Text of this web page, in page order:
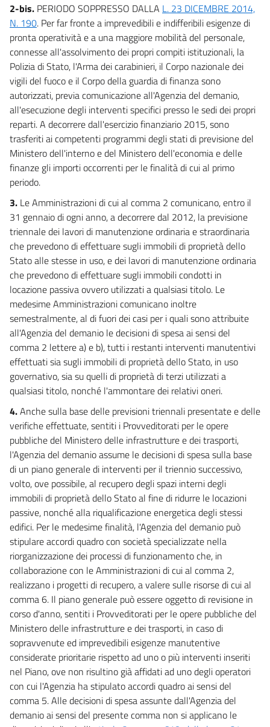
2-bis. PERIODO SOPPRESSO DALLA L. 23 DICEMBRE 2014,
N. 190. Per far fronte a imprevedibili e indifferibili esigenze di
pronta operatività e a una maggiore mobilità del personale,
connesse all'assolvimento dei propri compiti istituzionali, la
Polizia di Stato, l'Arma dei carabinieri, il Corpo nazionale dei
vigili del fuoco e il Corpo della guardia di finanza sono
autorizzati, previa comunicazione all'Agenzia del demanio,
all'esecuzione degli interventi specifici presso le sedi dei propri
reparti. A decorrere dall'esercizio finanziario 2015, sono
trasferiti ai competenti programmi degli stati di previsione del
Ministero dell'interno e del Ministero dell'economia e delle
finanze gli importi occorrenti per le finalità di cui al primo
periodo.
3. Le Amministrazioni di cui al comma 2 comunicano, entro il
31 gennaio di ogni anno, a decorrere dal 2012, la previsione
triennale dei lavori di manutenzione ordinaria e straordinaria
che prevedono di effettuare sugli immobili di proprietà dello
Stato alle stesse in uso, e dei lavori di manutenzione ordinaria
che prevedono di effettuare sugli immobili condotti in
locazione passiva ovvero utilizzati a qualsiasi titolo. Le
medesime Amministrazioni comunicano inoltre
semestralmente, al di fuori dei casi per i quali sono attribuite
all'Agenzia del demanio le decisioni di spesa ai sensi del
comma 2 lettere a) e b), tutti i restanti interventi manutentivi
effettuati sia sugli immobili di proprietà dello Stato, in uso
governativo, sia su quelli di proprietà di terzi utilizzati a
qualsiasi titolo, nonché l'ammontare dei relativi oneri.
4.Anche sulla base delle previsioni triennali presentate e delle
verifiche effettuate, sentiti i Provveditorati per le opere
pubbliche del Ministero delle infrastrutture e dei trasporti,
l'Agenzia del demanio assume le decisioni di spesa sulla base
di un piano generale di interventi per il triennio successivo,
volto, ove possibile, al recupero degli spazi interni degli
immobili di proprietà dello Stato al fine di ridurre le locazioni
passive, nonché alla riqualificazione energetica degli stessi
edifici. Per le medesime finalità, l'Agenzia del demanio può
stipulare accordi quadro con società specializzate nella
riorganizzazione dei processi di funzionamento che, in
collaborazione con le Amministrazioni di cui al comma 2,
realizzano i progetti di recupero, a valere sulle risorse di cui al
comma 6. Il piano generale può essere oggetto di revisione in
corso d'anno, sentiti i Provveditorati per le opere pubbliche del
Ministero delle infrastrutture e dei trasporti, in caso di
sopravvenute ed imprevedibili esigenze manutentive
considerate prioritarie rispetto ad uno o più interventi inseriti
nel Piano, ove non risultino già affidati ad uno degli operatori
con cui l'Agenzia ha stipulato accordi quadro ai sensi del
comma 5. Alle decisioni di spesa assunte dall'Agenzia del
demanio ai sensi del presente comma non si applicano le